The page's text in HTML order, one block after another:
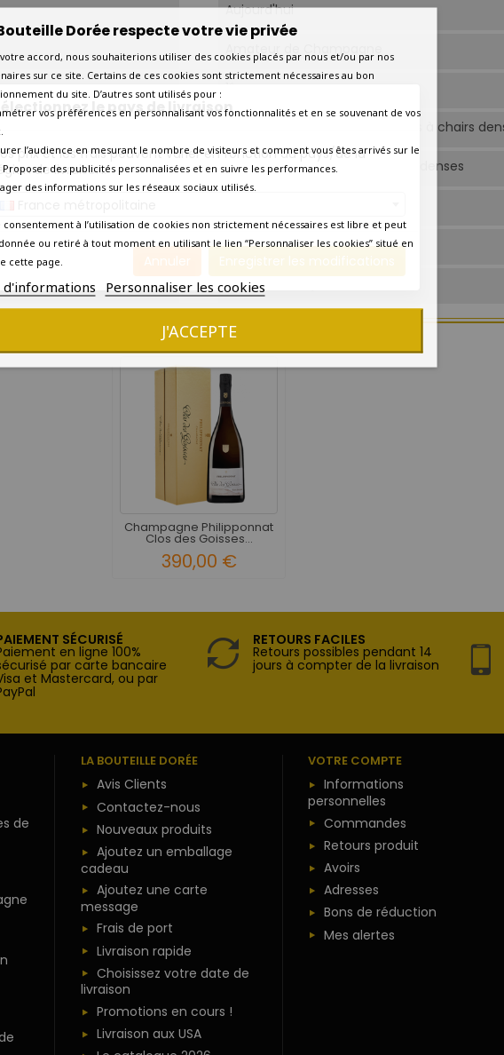
le pays de livraison
prix et les frais peuvent varier en fonction du pays/de la
de livraison.
Annuler Enregistrer les modifications
Aujourd'hui
Amateur de Champagne
A l’apéritif, coquillages, poissons à chairs
Coquillages - Poissons à chairs denses
A l’apéritif
Livraison en 7 jours ouvrés
Champagne Philipponnat
Clos des Goisses...
390,00 €
SÉCURISÉ
en ligne 100%
par carte bancaire
et Mastercard, ou par
RETOURS FACILES
Retours possibles pendant 14
jours à compter de la livraison
de
LA BOUTEILLE DORÉE
Avis Clients
Contactez-nous
Nouveaux produits
Ajoutez un emballage
cadeau
Ajoutez une carte
message
Frais de port
Livraison rapide
Choisissez votre date de
livraison
Promotions en cours !
Livraison aux USA
VOTRE COMPTE
Informations
personnelles
Commandes
Retours produit
Avoirs
Adresses
Bons de réduction
Mes alertes
Dorée respecte votre vie privée
accord, nous souhaiterions utiliser des cookies placés par nous et/ou par nos
sur ce site. Certains de ces cookies sont strictement nécessaires au bon
du site. D’autres sont utilisés pour :
vos préférences en personnalisant vos fonctionnalités et en se souvenant de vos
l’audience en mesurant le nombre de visiteurs et comment vous êtes arrivés sur le
Proposer des publicités personnalisées et en suivre les performances.
des informations sur les réseaux sociaux utilisés.
consentement à l’utilisation de cookies non strictement nécessaires est libre et peut
ou retiré à tout moment en utilisant le lien “Personnaliser les cookies” situé en
cette page.
d'informations Personnaliser les cookies
J'ACCEPTE